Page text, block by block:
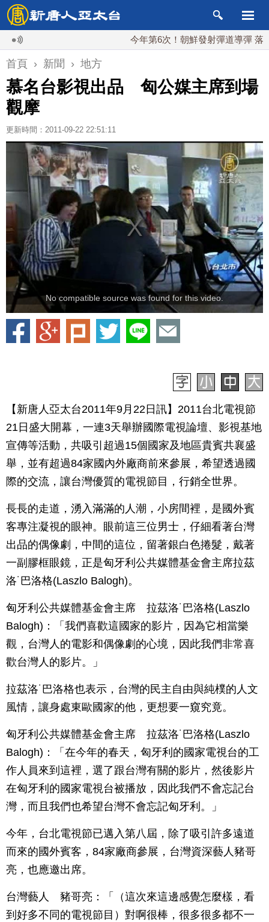
今年第6次！朝鮮發射彈道導彈 落日本
首頁 › 新聞 › 地方
慕名台影視出品 匈公媒主席到場
觀摩
更新時間：2011-09-22 22:51:11
No compatible source was found for this video.
【新唐人亞太台2011年9月22日訊】2011台北電視節
21日盛大開幕，一連3天舉辦國際電視論壇、影視基地
宣傳等活動，共吸引超過15個國家及地區貴賓共襄盛
舉，並有超過84家國內外廠商前來參展，希望透過國
際的交流，讓台灣優質的電視節目，行銷全世界。
長長的走道，湧入滿滿的人潮，小房間裡，是國外賓
客專注凝視的眼神。眼前這三位男士，仔細看著台灣
出品的偶像劇，中間的這位，留著銀白色捲髮，戴著
一副膠框眼鏡，正是匈牙利公共媒體基金會主席拉茲
洛˙巴洛格(Laszlo Balogh)。
匈牙利公共媒體基金會主席 拉茲洛˙巴洛格(Laszlo
Balogh)：「我們喜歡這國家的影片，因為它相當樂
觀，台灣人的電影和偶像劇的心境，因此我們非常喜
歡台灣人的影片。」
拉茲洛˙巴洛格也表示，台灣的民主自由與純樸的人文
風情，讓身處東歐國家的他，更想要一窺究竟。
匈牙利公共媒體基金會主席 拉茲洛˙巴洛格(Laszlo
Balogh)：「在今年的春天，匈牙利的國家電視台的工
作人員來到這裡，選了跟台灣有關的影片，然後影片
在匈牙利的國家電視台被播放，因此我們不會忘記台
灣，而且我們也希望台灣不會忘記匈牙利。」
今年，台北電視節已邁入第八屆，除了吸引許多遠道
而來的國外賓客，84家廠商參展，台灣資深藝人豬哥
亮，也應邀出席。
台灣藝人 豬哥亮：「（這次來這邊感覺怎麼樣，看
到好多不同的電視節目）對啊很棒，很多很多都不一